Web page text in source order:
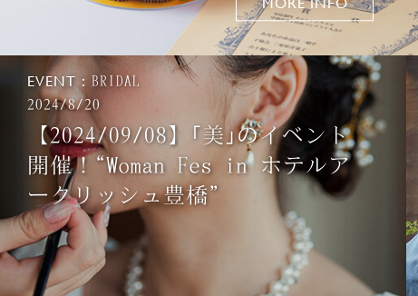
EVENT： BRIDAL
2024/8/20
【2024/09/08】｢美｣のイベント
開催！“Woman Fes in ホテルア
ークリッシュ豊橋”